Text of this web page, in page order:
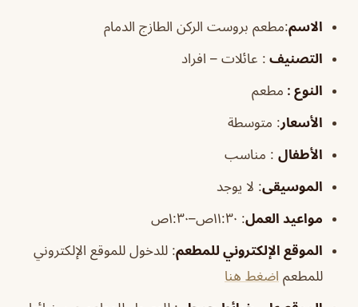
الاسم:مطعم بروست الركن الطازج الدمام
التصنيف : عائلات – افراد
النوع : مطعم
الأسعار: متوسطة
الأطفال : مناسب
الموسيقى: لا يوجد
مواعيد العمل: ١١:٣٠ص–١:٣٠ص
الموقع الإلكتروني للمطعم: للدخول للموقع الإلكتروني
للمطعم اضغط هنا